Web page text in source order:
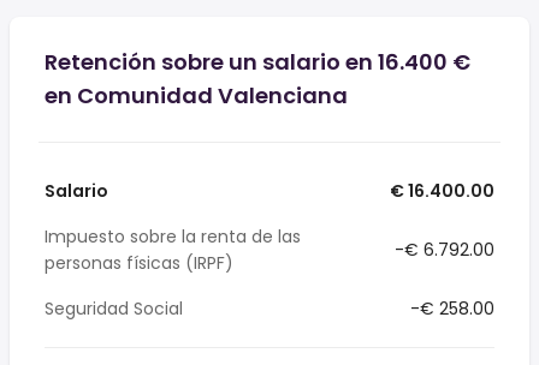
Retención sobre un salario en 16.400 €
en Comunidad Valenciana
Salario
€ 16.400.00
Impuesto sobre la renta de las
personas físicas (IRPF)
-€ 6.792.00
Seguridad Social -€ 258.00